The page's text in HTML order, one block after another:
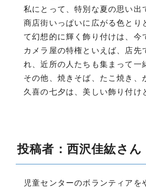
私にとって、特別な夏の思い出
商店街いっぱいに広がる色と
て幻想的に輝く飾り付けは、今
カメラ屋の特権といえば、店
れ、近所の人たちも集まって一
その他、焼きそば、たこ焼き
久喜の七夕は、美しい飾り付け
投稿者：西沢佳紘さん
児童センターのボランティアを